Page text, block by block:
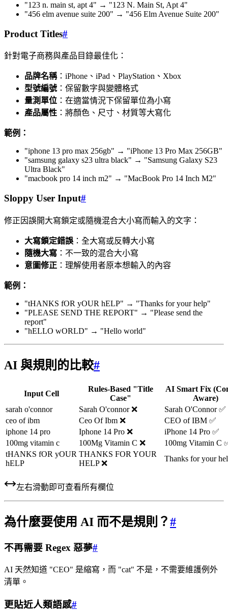
"123 n. main st, apt 4" → "123 N. Main St, Apt 4"
"456 elm avenue suite 200" → "456 Elm Avenue Suite 200"
Product Titles#
針對電子商務與產品目錄最佳化：
品牌名稱：iPhone、iPad、PlayStation、Xbox
型號編號：保留數字與變體格式
量測單位 ：在適當情況下保留單位為小寫
產品屬性 ：將顏色、尺寸、材質等大寫化
範例：
"iphone 13 pro max 256gb" → "iPhone 13 Pro Max 256GB"
"samsung galaxy s23 ultra black" → "Samsung Galaxy S23
Ultra Black"
"macbook pro 14 inch m2" → "MacBook Pro 14 Inch M2"
Sloppy User Input#
修正因誤開大寫鎖定或隨機混合大小寫而輸入的文字：
大寫鎖定錯誤 ：全大寫或反轉大小寫
隨機大寫 ：不一致的混合大小寫
意圖修正 ：理解使用者原本想輸入的內容
範例：
"tHANKS fOR yOUR hELP" → "Thanks for your help"
"PLEASE SEND THE REPORT" → "Please send the
report"
"hELLO wORLD" → "Hello world"
AI 與規則的比較#
Input Cell
Rules-Based "Title
Case"
AI Smart Fix
Aware)
sarah o'connor
Sarah O'connor ❌
Sarah O'Connor ✅
ceo of ibm
Ceo Of Ibm ❌
CEO of IBM ✅
iphone 14 pro
Iphone 14 Pro ❌
iPhone 14 Pro ✅
100mg vitamin c
100Mg Vitamin C ❌
100mg Vitamin C
tHANKS fOR yOUR
hELP
THANKS FOR YOUR
HELP ❌
Thanks for your
左右滑動即可查看所有欄位
為什麼要使用 AI 而不是規則？#
不再需要 Regex 惡夢#
AI 天然知道 "CEO" 是縮寫，而 "cat" 不是，不需要維護例外
清單。
更貼近人類語感#